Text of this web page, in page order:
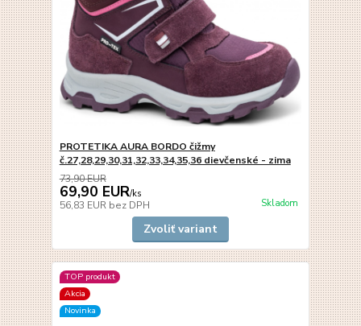
PROTETIKA AURA BORDO čižmy
č.27,28,29,30,31,32,33,34,35,36 dievčenské - zima
73,90 EUR
69,90 EUR/ks
56,83 EUR bez DPH Skladom
Zvoliť variant
TOP produkt
Akcia
Novinka